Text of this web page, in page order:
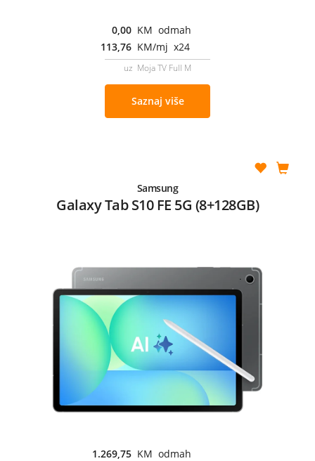
0,00 KM odmah
113,76 KM/mj x24
uz Moja TV Full M
Saznaj više
Samsung
Galaxy Tab S10 FE 5G (8+128GB)
1.269,75 KM odmah